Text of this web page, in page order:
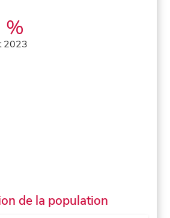
%
2023
de la population